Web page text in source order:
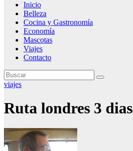
Inicio
Belleza
Cocina y Gastronomía
Economía
Mascotas
Viajes
Contacto
viajes
Ruta londres 3 dias